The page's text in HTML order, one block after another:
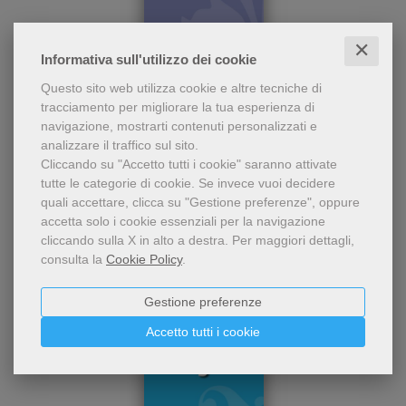
Informativa sull'utilizzo dei cookie ✕
Questo sito web utilizza cookie e altre tecniche di
tracciamento per migliorare la tua esperienza di
navigazione, mostrarti contenuti personalizzati e
analizzare il traffico sul sito.
Cliccando su "Accetto tutti i cookie" saranno attivate
tutte le categorie di cookie. Se invece vuoi decidere
quali accettare, clicca su "Gestione preferenze", oppure
accetta solo i cookie essenziali per la navigazione
cliccando sulla X in alto a destra. Per maggiori dettagli,
consulta la Cookie Policy.
Accetto tutti i cookie
Gestione preferenze
patroni più noti e
importanti con quel nome, i
personaggi celebri/illustri e
una loro sintesi biografica,
una preghiera al santo e,
infine, l'immagine del santo
staccabile come segnalibro.
Ambrogio
Clemente Fillarini
,
Piero Lazzarin
2,00 € 1,90 €